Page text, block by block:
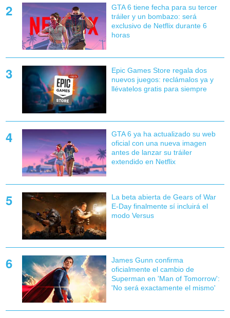
GTA 6 tiene fecha para su tercer
tráiler y un bombazo: será
exclusivo de Netflix durante 6
horas
Epic Games Store regala dos
nuevos juegos: reclámalos ya y
llévatelos gratis para siempre
GTA 6 ya ha actualizado su web
oficial con una nueva imagen
antes de lanzar su tráiler
extendido en Netflix
La beta abierta de Gears of War
E-Day finalmente sí incluirá el
modo Versus
James Gunn confirma
oficialmente el cambio de
Superman en 'Man of Tomorrow':
'No será exactamente el mismo'